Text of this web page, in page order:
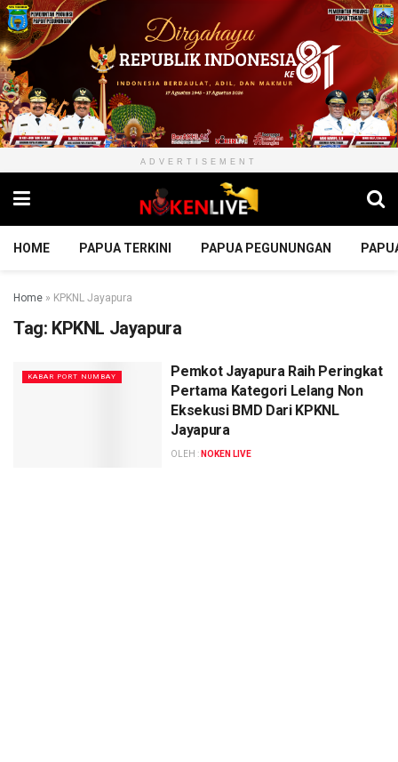
ADVERTISEMENT
HOME PAPUA TERKINI PAPUA PEGUNUNGAN
Home » KPKNL Jayapura
Tag: KPKNL Jayapura
KABAR PORT NUMBAY
Pemkot Jayapura Raih Peringkat
Pertama Kategori Lelang Non
Eksekusi BMD Dari KPKNL
Jayapura
OLEH : NOKEN LIVE